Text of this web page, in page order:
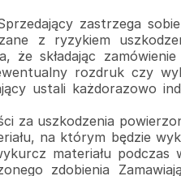
zastrzega
z ryzykiem
że składając
rozdruk czy
ustali każdorazowo
za uszkodzenia
na którym będzie
materiału
zdobienia